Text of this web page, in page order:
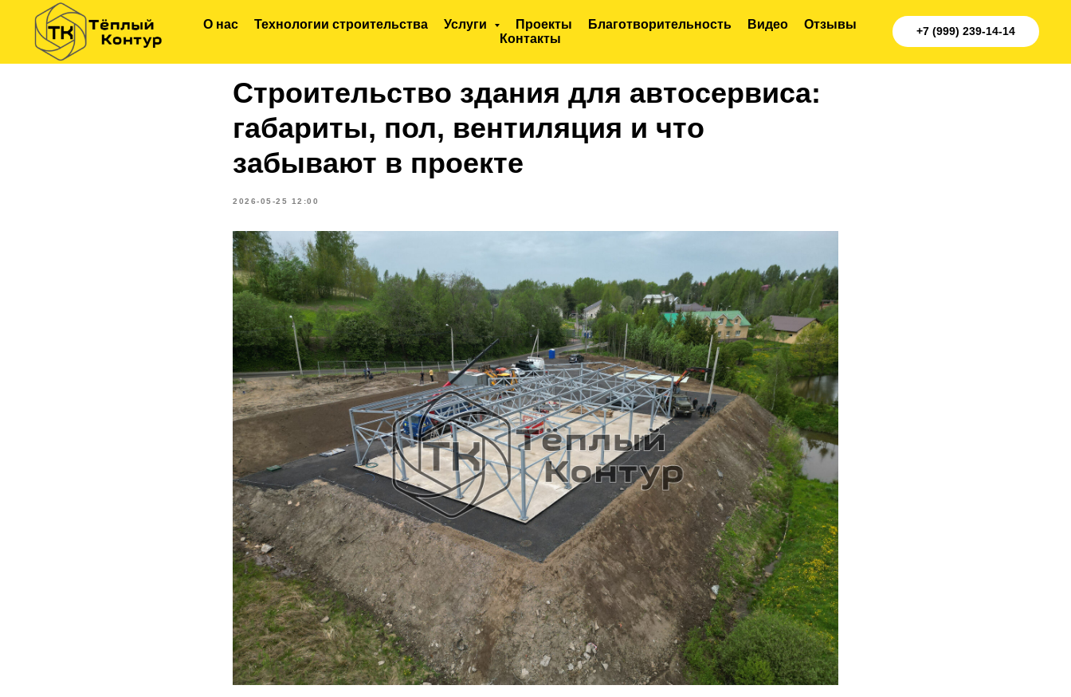
О нас Технологии строительства Услуги Проекты Благотворительность Видео
Отзывы
Контакты
+7 (999) 239-14-14
Строительство здания для автосервиса:
габариты, пол, вентиляция и что
забывают в проекте
2026-05-25 12:00